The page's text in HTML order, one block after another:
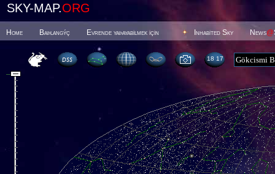
SKY-MAP.ORG
Home Baþlangýç Evrende yaþayabilmek için Inhabited Sky News@
18 17